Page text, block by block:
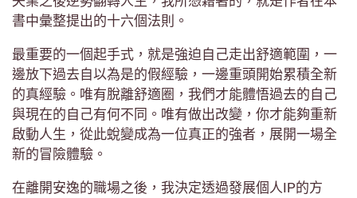
書中彙整提出的十六個法則。
最重要的一個起手式，就是強迫自己走出舒適範圍，一
邊放下過去自以為是的假經驗，一邊重頭開始累積全新
的真經驗。唯有脫離舒適圈，我們才能體悟過去的自己
與現在的自己有何不同。唯有做出改變，你才能夠重新
啟動人生，從此蛻變成為一位真正的強者，展開一場全
新的冒險體驗。
在離開安逸的職場之後，我決定透過發展個人IP的方